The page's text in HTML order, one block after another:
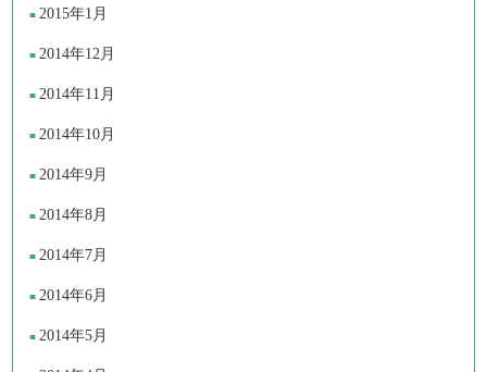
2015年1月
2014年12月
2014年11月
2014年10月
2014年9月
2014年8月
2014年7月
2014年6月
2014年5月